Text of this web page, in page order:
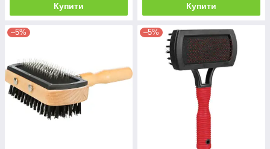
Купити Купити
–5% –5%